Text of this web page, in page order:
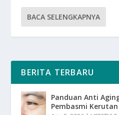
BACA SELENGKAPNYA
BERITA TERBARU
Panduan Anti
Pembasmi Kerutan